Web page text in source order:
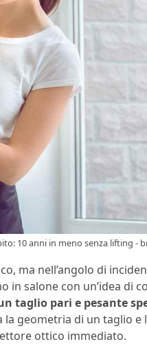
10 anni in meno senza lifting -
ma nell’angolo di
in salone con un’idea di
taglio pari e pesante
la geometria di un taglio e
ottico immediato.